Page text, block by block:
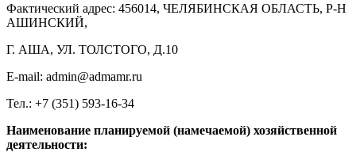
Фактический адрес: 456014, ЧЕЛЯБИНСКАЯ ОБЛАСТЬ, Р-Н
АШИНСКИЙ,
Г. АША, УЛ. ТОЛСТОГО, Д.10
E-mail: admin@admamr.ru
Тел.: +7 (351) 593-16-34
Наименование планируемой (намечаемой) хозяйственной
деятельности: